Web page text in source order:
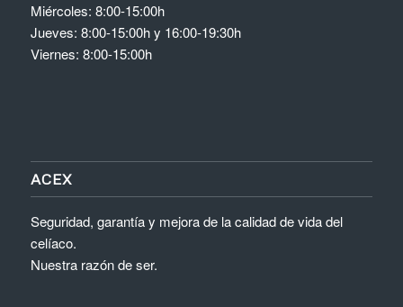
Miércoles: 8:00-15:00h
Jueves: 8:00-15:00h y 16:00-19:30h
Viernes: 8:00-15:00h
ACEX
Seguridad, garantía y mejora de la calidad de vida del
celíaco.
Nuestra razón de ser.